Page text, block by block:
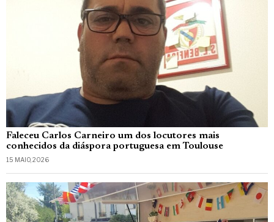
Faleceu Carlos Carneiro um dos locutores mais
conhecidos da diáspora portuguesa em Toulouse
15 MAIO, 2026